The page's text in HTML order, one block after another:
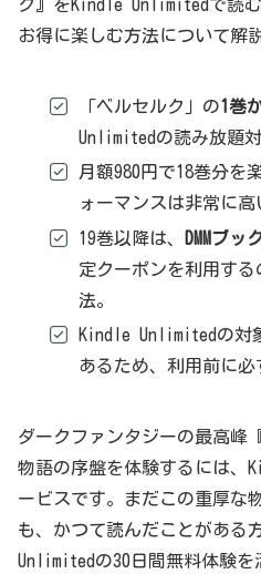
ク』をKindle Unlimitedで読
お得に楽しむ方法について解
「ベルセルク」の1巻
Unlimitedの読み放題対
月額980円で18巻分を
ォーマンスは非常に高
19巻以降は、 DMMブッ
定クーポンを利用す
法。
Kindle Unlimitedの対
あるため、利用前に必
ダークファンタジーの最高峰
物語の序盤を体験するには、
ービスです。まだこの重厚な
も、かつて読んだことがある
Unlimitedの30日間無料体験を